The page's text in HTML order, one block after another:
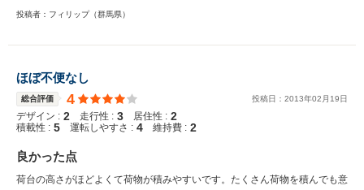
投稿者：フィリップ（群馬県）
ほぼ不便なし
総合評価 4 投稿日： 2013年02 月 19日
デザイン : 2 走行性 : 3 居住性 : 2
積載性 : 5 運転しやすさ : 4 維持費 : 2
良かった点
荷台の高さがほどよくて荷物が積みやすいです。たくさん荷物を積んでも意